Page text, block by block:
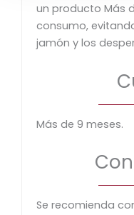
un producto Más
consumo,
jamón y los
Más de 9 meses.
Se recomienda